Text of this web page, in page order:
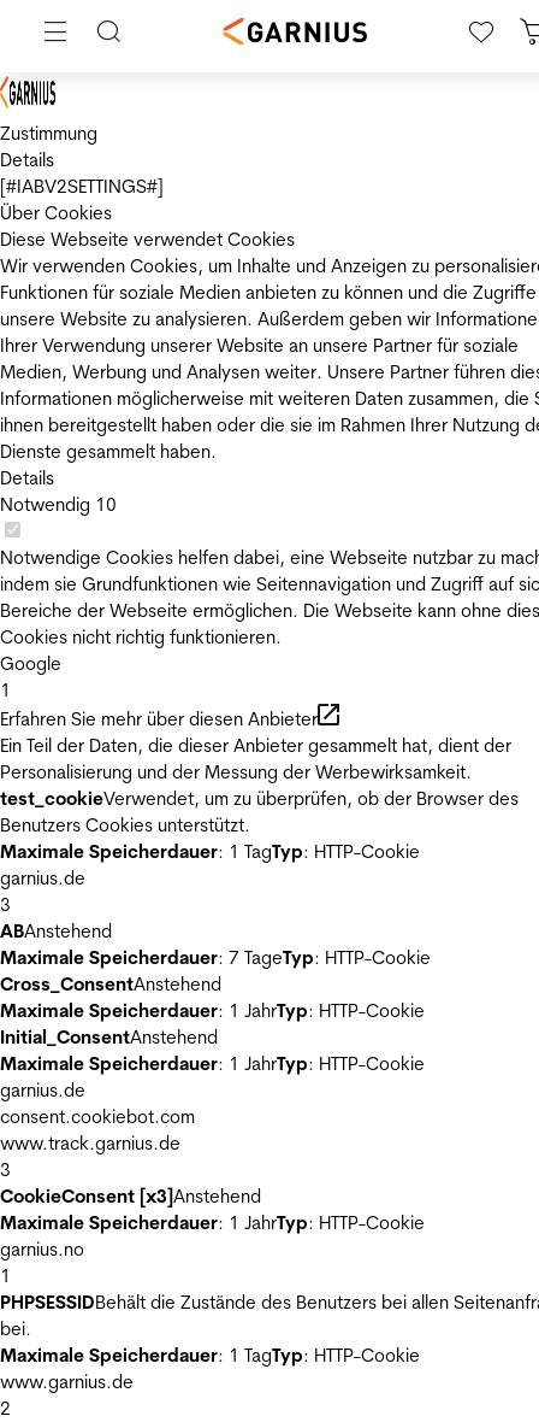
Zustimmung
Details
[#IABV2SETTINGS#]
Über Cookies
Diese Webseite verwendet Cookies
Wir verwenden Cookies, um Inhalte und Anzeigen zu
Funktionen für soziale Medien anbieten zu können und die
unsere Website zu analysieren. Außerdem geben wir
Ihrer Verwendung unserer Website an unsere Partner für soziale
Medien, Werbung und Analysen weiter. Unsere Partner führen
Informationen möglicherweise mit weiteren Daten zusammen, die
ihnen bereitgestellt haben oder die sie im Rahmen Ihrer Nutzung
Dienste gesammelt haben.
Details
Notwendig 10
Notwendige Cookies helfen dabei, eine Webseite nutzbar zu
indem sie Grundfunktionen wie Seitennavigation und Zugriff auf
Bereiche der Webseite ermöglichen. Die Webseite kann ohne
Cookies nicht richtig funktionieren.
Google
1
Erfahren Sie mehr über diesen Anbieter
Ein Teil der Daten, die dieser Anbieter gesammelt hat, dient der
Personalisierung und der Messung der Werbewirksamkeit.
test_cookieVerwendet, um zu überprüfen, ob der Browser des
Benutzers Cookies unterstützt.
Maximale Speicherdauer: 1 TagTyp: HTTP-Cookie
garnius.de
3
ABAnstehend
Maximale Speicherdauer: 7 TageTyp: HTTP-Cookie
Cross_ConsentAnstehend
Maximale Speicherdauer: 1 JahrTyp: HTTP-Cookie
Initial_ConsentAnstehend
Maximale Speicherdauer: 1 JahrTyp: HTTP-Cookie
garnius.de
consent.cookiebot.com
www.track.garnius.de
3
CookieConsent [x3]Anstehend
Maximale Speicherdauer: 1 JahrTyp: HTTP-Cookie
garnius.no
1
PHPSESSIDBehält die Zustände des Benutzers bei allen
bei.
Maximale Speicherdauer: 1 TagTyp: HTTP-Cookie
www.garnius.de
2